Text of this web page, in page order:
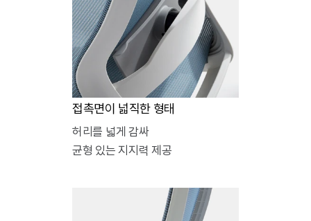
접촉면이 넓직한 형태
허리를 넓게 감싸
균형 있는 지지력 제공